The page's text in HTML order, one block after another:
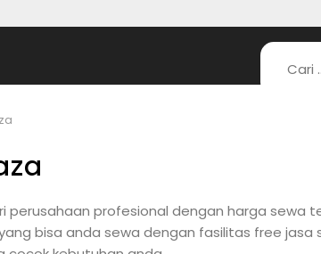
perusahaan profesional dengan harga sewa
bisa anda sewa dengan fasilitas free jasa